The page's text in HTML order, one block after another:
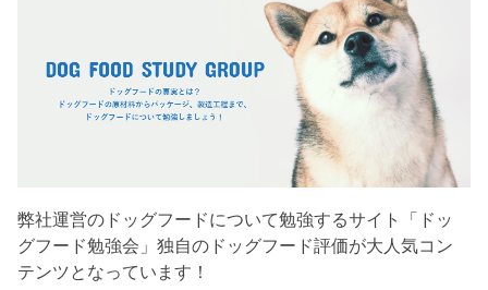
弊社運営のドッグフードについて勉強するサイト「ドッ
グフード勉強会」独自のドッグフード評価が大人気コン
テンツとなっています！